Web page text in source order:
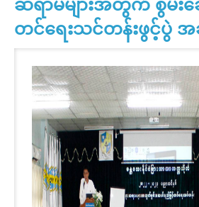
ဆရာမများအတွက် စွမ်း
တင်ရေးသင်တန်းဖွင့်ပွဲ အ